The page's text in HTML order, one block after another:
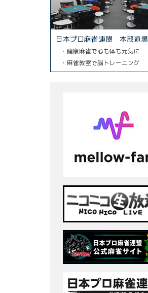
日本プロ麻雀連盟 本部道場
・健康麻雀で心も体も元気に
・麻雀教室で脳トレーニング